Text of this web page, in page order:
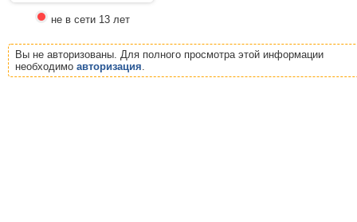
не в сети 13 лет
Вы не авторизованы. Для полного просмотра этой информации
необходимо авторизация.